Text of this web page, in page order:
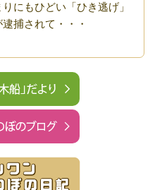
にもひどい「ひき逃げ」
捕されて・・・